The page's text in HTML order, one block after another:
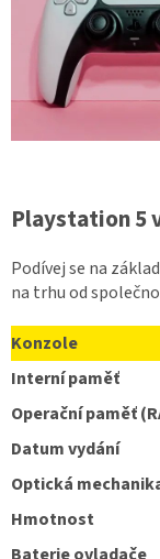
Playstation 5
Podívej se na
na trhu od
Konzole
Interní paměť
Operační paměť
Datum vydání
Optická
Hmotnost